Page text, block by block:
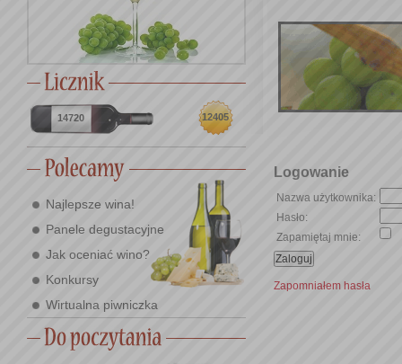
14720 12405
Najlepsze wina!
Panele degustacyjne
Jak oceniać wino?
Konkursy
Wirtualna piwniczka
Logowanie
Nazwa użytkownika:
Hasło:
Zapamiętaj mnie:
Zapomniałem hasła